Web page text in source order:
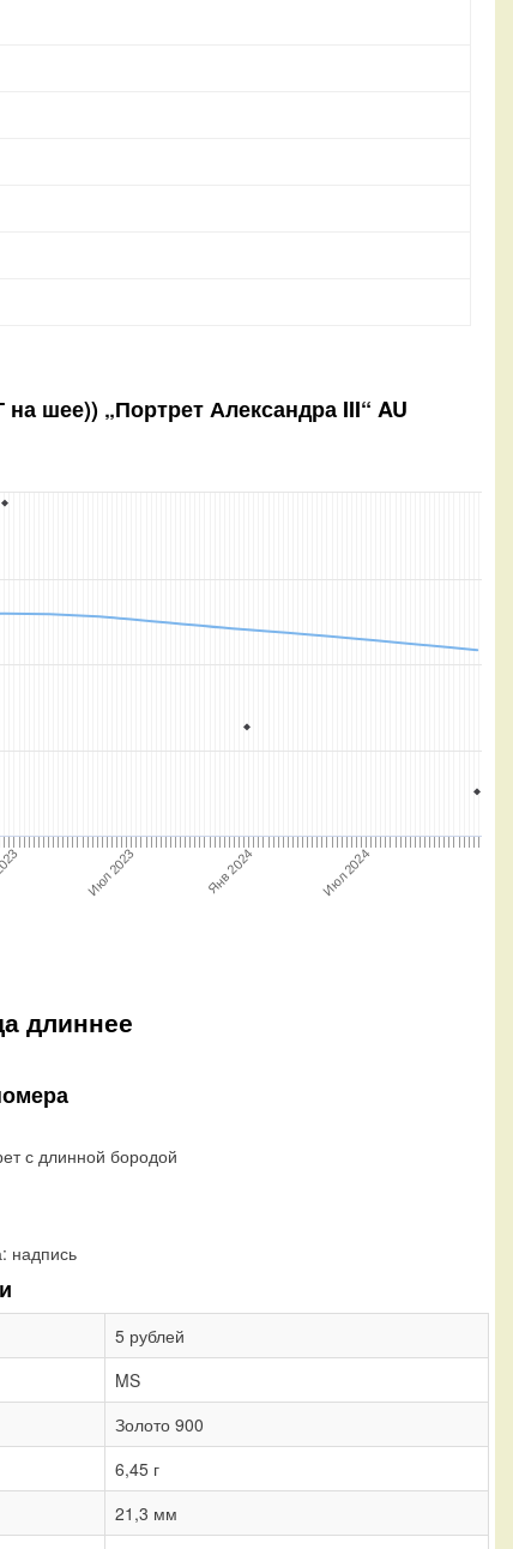
шее)) „Портрет Александра III“ AU
Июл 2023 Янв 2024 Июл 2024
длиннее
с длинной бородой
надпись
5 рублей
MS
Золото 900
6,45 г
21,3 мм